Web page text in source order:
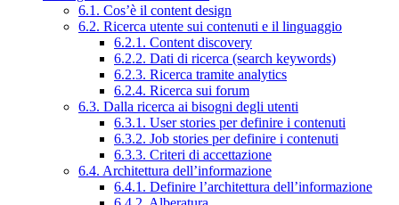
6.1. Cos’è il content design
6.2. Ricerca utente sui contenuti e il linguaggio
6.2.1. Content discovery
6.2.2. Dati di ricerca (search keywords)
6.2.3. Ricerca tramite analytics
6.2.4. Ricerca sui forum
6.3. Dalla ricerca ai bisogni degli utenti
6.3.1. User stories per definire i contenuti
6.3.2. Job stories per definire i contenuti
6.3.3. Criteri di accettazione
6.4. Architettura dell’informazione
6.4.1. Definire l’architettura dell’informazione